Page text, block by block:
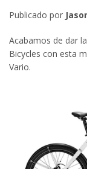
Publicado por
Acabamos de dar
Bicycles con esta
Vario.